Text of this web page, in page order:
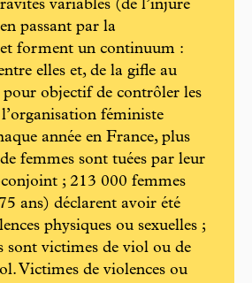
variables (de l’injure
passant par la
forment un continuum :
elles et, de la gifle au
objectif de contrôler les
féministe
année en France, plus
femmes sont tuées par leur
; 213 000 femmes
ans) déclarent avoir été
physiques ou sexuelles ;
sont victimes de viol ou de
Victimes de violences ou